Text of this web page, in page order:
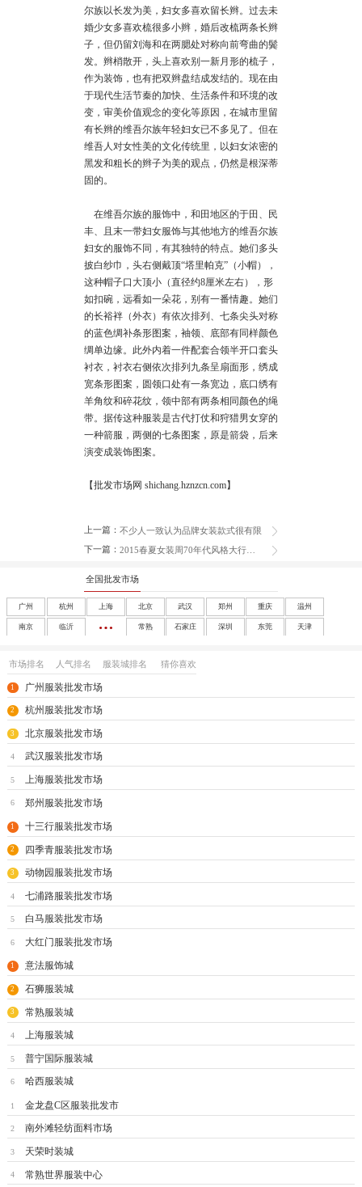
尔族以长发为美，妇女多喜欢留长辫。过去未
婚少女多喜欢梳很多小辫，婚后改梳两条长辫
子，但仍留刘海和在两腮处对称向前弯曲的鬓
发。辫梢散开，头上喜欢别一新月形的梳子，
作为装饰，也有把双辫盘结成发结的。现在由
于现代生活节秦的加快、生活条件和环境的改
变，审美价值观念的变化等原因，在城市里留
有长辫的维吾尔族年轻妇女已不多见了。但在
维吾人对女性美的文化传统里，以妇女浓密的
黑发和粗长的辫子为美的观点，仍然是根深蒂
固的。
在维吾尔族的服饰中，和田地区的于田、民
丰、且末一带妇女服饰与其他地方的维吾尔族
妇女的服饰不同，有其独特的特点。她们多头
披白纱巾，头右侧戴顶“塔里帕克”（小帽），
这种帽子口大顶小（直径约8厘米左右），形
如扣碗，远看如一朵花，别有一番情趣。她们
的长裕袢（外衣）有依次排列、七条尖头对称
的蓝色绸补条形图案，袖领、底部有同样颜色
绸单边缘。此外内着一件配套合领半开口套头
衬衣，衬衣右侧依次排列九条呈扇面形，绣成
宽条形图案，圆领口处有一条宽边，底口绣有
羊角纹和碎花纹，领中部有两条相同颜色的绳
带。据传这种服装是古代打仗和狩猎男女穿的
一种箭服，两侧的七条图案，原是箭袋，后来
演变成装饰图案。
【批发市场网 shichang.hznzcn.com】
上一篇： 不少人一致认为品牌女装款式很有限
下一篇：
2015春夏女装周70年代风格大行其道
全国批发市场
广州 杭州 上海 北京 武汉 郑州 重庆 温州
南京 临沂 常熟 石家庄 深圳 东莞 天津
哈尔滨 合肥 福州 南昌 济南
玩具 尾货
市场排名 人气排名 服装城排名 猜你喜欢
1 广州服装批发市场
2 杭州服装批发市场
3 北京服装批发市场
4 武汉服装批发市场
5 上海服装批发市场
6 郑州服装批发市场
1 十三行服装批发市场
2 四季青服装批发市场
3 动物园服装批发市场
4 七浦路服装批发市场
5 白马服装批发市场
6 大红门服装批发市场
1 意法服饰城
2 石狮服装城
3 常熟服装城
4 上海服装城
5 普宁国际服装城
6 哈西服装城
1 金龙盘C区服装批发市
2 南外滩轻纺面料市场
3 天荣时装城
4 常熟世界服装中心